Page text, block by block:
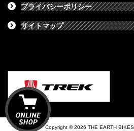
プライバシーポリシー
サイトマップ
Copyright © 2026 THE EARTH BIKES